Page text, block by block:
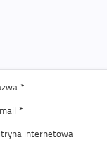
*
*
internetowa